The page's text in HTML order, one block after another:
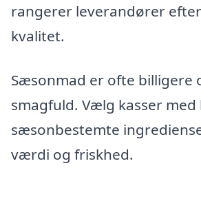
rangerer leverandører
kvalitet.
Sæsonmad er ofte billigere
smagfuld. Vælg kasser med
sæsonbestemte
værdi og friskhed.